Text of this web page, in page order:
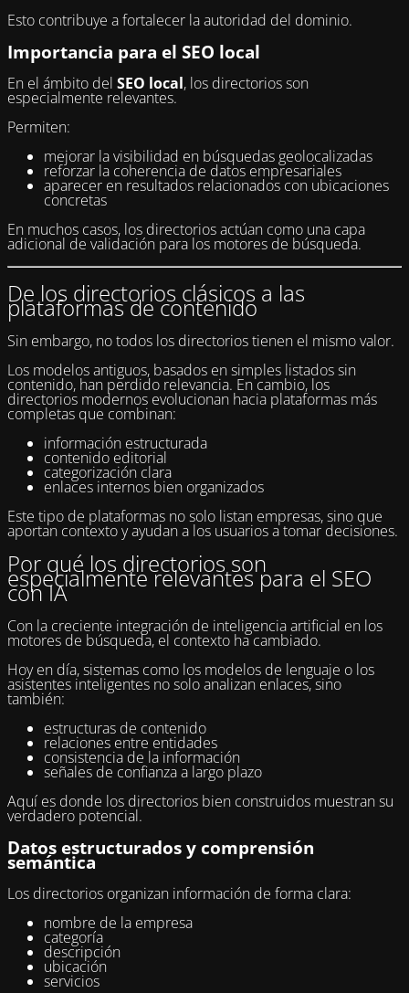
Esto contribuye a fortalecer la autoridad del dominio.
Importancia para el SEO local
En el ámbito del SEO local, los directorios son
especialmente relevantes.
Permiten:
mejorar la visibilidad en búsquedas geolocalizadas
reforzar la coherencia de datos empresariales
aparecer en resultados relacionados con ubicaciones
concretas
En muchos casos, los directorios actúan como una capa
adicional de validación para los motores de búsqueda.
De los directorios clásicos a las
plataformas de contenido
Sin embargo, no todos los directorios tienen el mismo valor.
Los modelos antiguos, basados en simples listados sin
contenido, han perdido relevancia. En cambio, los
directorios modernos evolucionan hacia plataformas más
completas que combinan:
información estructurada
contenido editorial
categorización clara
enlaces internos bien organizados
Este tipo de plataformas no solo listan empresas, sino que
aportan contexto y ayudan a los usuarios a tomar decisiones.
Por qué los directorios son
especialmente relevantes para el SEO
con IA
Con la creciente integración de inteligencia artificial en los
motores de búsqueda, el contexto ha cambiado.
Hoy en día, sistemas como los modelos de lenguaje o los
asistentes inteligentes no solo analizan enlaces, sino
también:
estructuras de contenido
relaciones entre entidades
consistencia de la información
señales de confianza a largo plazo
Aquí es donde los directorios bien construidos muestran su
verdadero potencial.
Datos estructurados y comprensión
semántica
Los directorios organizan información de forma clara:
nombre de la empresa
categoría
descripción
ubicación
servicios